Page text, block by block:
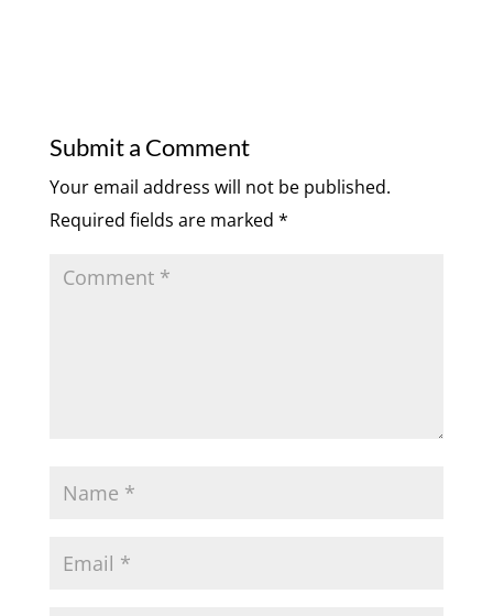
Submit a Comment
Your email address will not be published.
Required fields are marked *